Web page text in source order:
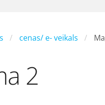
cenas/ e- veikals
2